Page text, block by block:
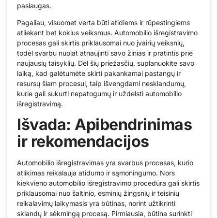
paslaugas.
Pagaliau, visuomet verta būti atidiems ir rūpestingiems
atliekant bet kokius veiksmus. Automobilio išregistravimo
procesas gali skirtis priklausomai nuo įvairių veiksnių,
todėl svarbu nuolat atnaujinti savo žinias ir pratintis prie
naujausių taisyklių. Dėl šių priežasčių, suplanuokite savo
laiką, kad galėtumėte skirti pakankamai pastangų ir
resursų šiam procesui, taip išvengdami nesklandumų,
kurie gali sukurti nepatogumų ir uždelsti automobilio
išregistravimą.
Išvada: Apibendrinimas
ir rekomendacijos
Automobilio išregistravimas yra svarbus procesas, kurio
atlikimas reikalauja atidumo ir sąmoningumo. Nors
kiekvieno automobilio išregistravimo procedūra gali skirtis
priklausomai nuo šaltinio, esminių žingsnių ir teisinių
reikalavimų laikymasis yra būtinas, norint užtikrinti
sklandų ir sėkmingą procesą. Pirmiausia, būtina surinkti